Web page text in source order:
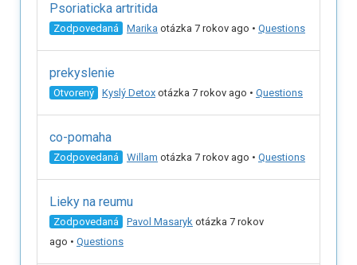
Psoriaticka artritida
Zodpovedaná Marika otázka 7 rokov ago • Questions
prekyslenie
Otvorený Kyslý Detox otázka 7 rokov ago • Questions
co-pomaha
Zodpovedaná Willam otázka 7 rokov ago • Questions
Lieky na reumu
Zodpovedaná Pavol Masaryk otázka 7 rokov
ago • Questions